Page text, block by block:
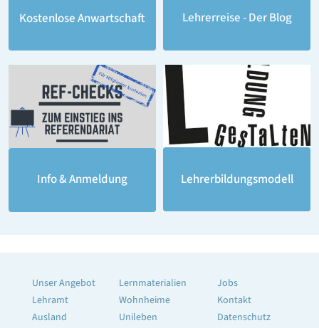
Kostenlose Anwartschaft Lehrerreise - Der Blog
Info & Anmeldung Lehrerbildungsmodell
Unser Angebot
Lehramt
Ausland
Lernmaterialien
Wohnheime
Unileben
Jobs
Kontakt
Datenschutz